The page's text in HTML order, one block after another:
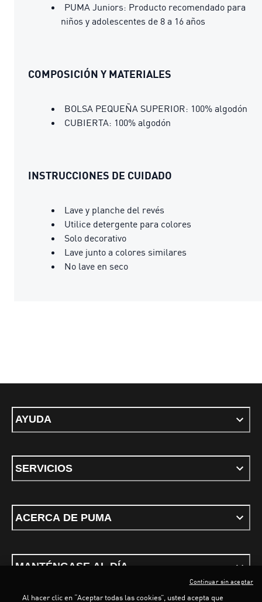
PUMA Juniors: Producto recomendado para
niños y adolescentes de 8 a 16 años
COMPOSICIÓN Y MATERIALES
BOLSA PEQUEÑA SUPERIOR: 100% algodón
CUBIERTA: 100% algodón
INSTRUCCIONES DE CUIDADO
Lave y planche del revés
Utilice detergente para colores
Solo decorativo
Lave junto a colores similares
No lave en seco
AYUDA
SERVICIOS
ACERCA DE PUMA
MANTÉNGASE AL DÍA
Al hacer clic en “Aceptar todas las cookies”, usted acepta que
Continuar sin aceptar